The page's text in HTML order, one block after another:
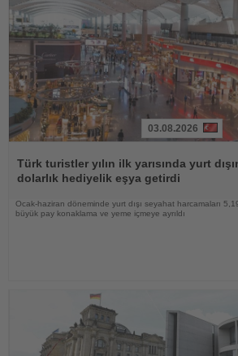
Oku
03.08.2026
Türk turistler yılın ilk yarısında yurt
dolarlık hediyelik eşya getirdi
Ocak-haziran döneminde yurt dışı seyahat harcamaları
büyük pay konaklama ve yeme içmeye ayrıldı